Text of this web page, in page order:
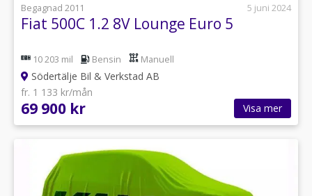
Begagnad 2011
5 juni 2024
Fiat 500C 1.2 8V Lounge Euro 5
10 203 mil Bensin Manuell
Södertälje Bil & Verkstad AB
fr. 1 133 kr/mån
69 900 kr Visa mer